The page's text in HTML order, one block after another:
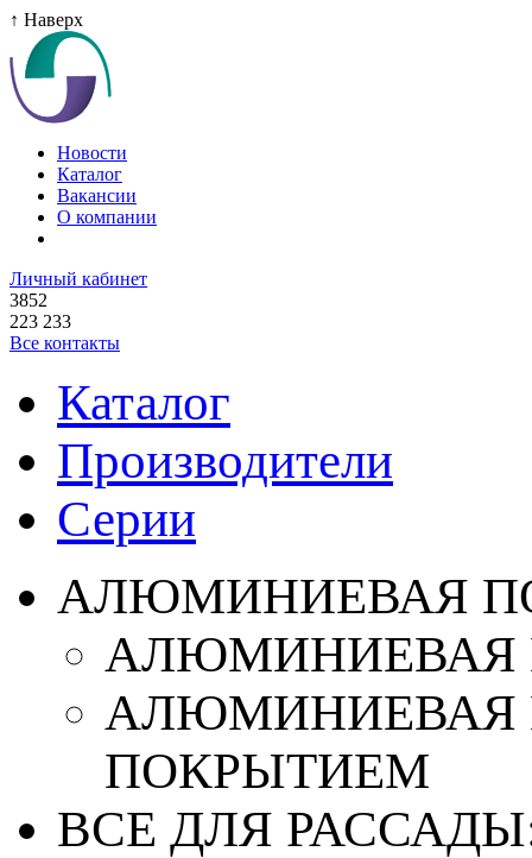
↑ Наверх
Новости
Каталог
Вакансии
О компании
Личный кабинет
3852
223 233
Все контакты
Каталог
Производители
Серии
АЛЮМИНИЕВАЯ
АЛЮМИНИЕВАЯ
АЛЮМИНИЕВАЯ
ПОКРЫТИЕМ
ВСЕ ДЛЯ